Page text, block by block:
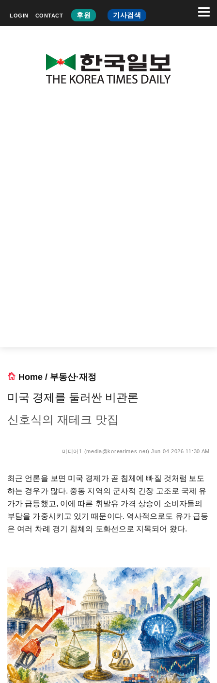
LOGIN CONTACT 후원 기사검색
Home / 부동산·재정
미국 경제를 둘러싼 비관론
신호식의 재테크 맛집
미디어1 (media@koreatimes.net) Jun 04 2026 11:30 AM
최근 언론을 보면 미국 경제가 곧 침체에 빠질 것처럼 보도
하는 경우가 많다. 중동 지역의 군사적 긴장 고조로 국제 유
가가 급등했고, 이에 따른 휘발유 가격 상승이
소비자들의
부담을 가중시키고 있기 때문이다. 역사적으로도 유가 급등
은 여러 차례 경기 침체의 도화선으로 지목되어 왔다.